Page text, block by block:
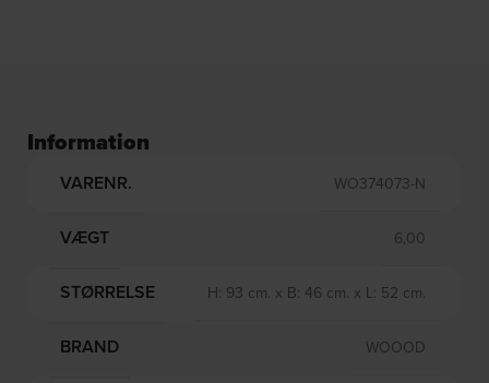
Information
VARENR. WO374073-N
VÆGT 6,00
STØRRELSE H: 93 cm. x B: 46 cm. x L: 52 cm.
BRAND WOOOD